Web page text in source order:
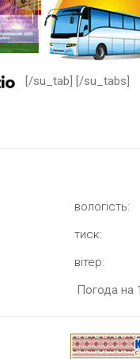
[/su_tab] [/su_tabs]
вологість:
тиск:
вітер:
Погода на